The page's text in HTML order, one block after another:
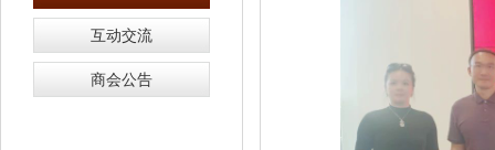
互动交流
商会公告